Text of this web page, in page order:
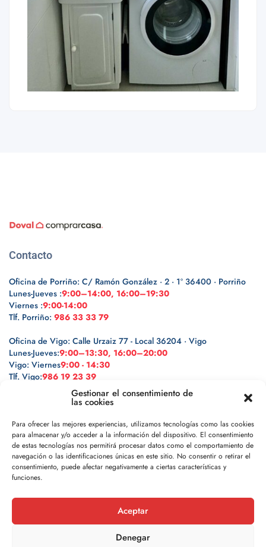
Gestionar el consentimiento de
las cookies
Para ofrecer las mejores experiencias, utilizamos tecnologías como las cookies
para almacenar y/o acceder a la información del dispositivo. El consentimiento
de estas tecnologías nos permitirá procesar datos como el comportamiento de
navegación o las identificaciones únicas en este sitio. No consentir o retirar el
consentimiento, puede afectar negativamente a ciertas características y
funciones.
Aceptar
Denegar
Contacto
Oficina de Porriño: C/ Ramón González · 2 · 1º 36400 · Porriño
Lunes-Jueves :9:00–14:00, 16:00–19:30
Viernes :9:00-14:00
Tlf. Porriño: 986 33 33 79
Oficina de Vigo: Calle Urzaiz 77 - Local 36204 · Vigo
Lunes-Jueves:9:00–13:30, 16:00–20:00
Vigo: Viernes9:00 - 14:30
Tlf. Vigo:986 19 23 39
Legal
Política de privacidad